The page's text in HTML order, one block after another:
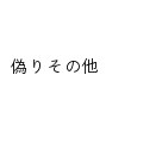
偽りその他